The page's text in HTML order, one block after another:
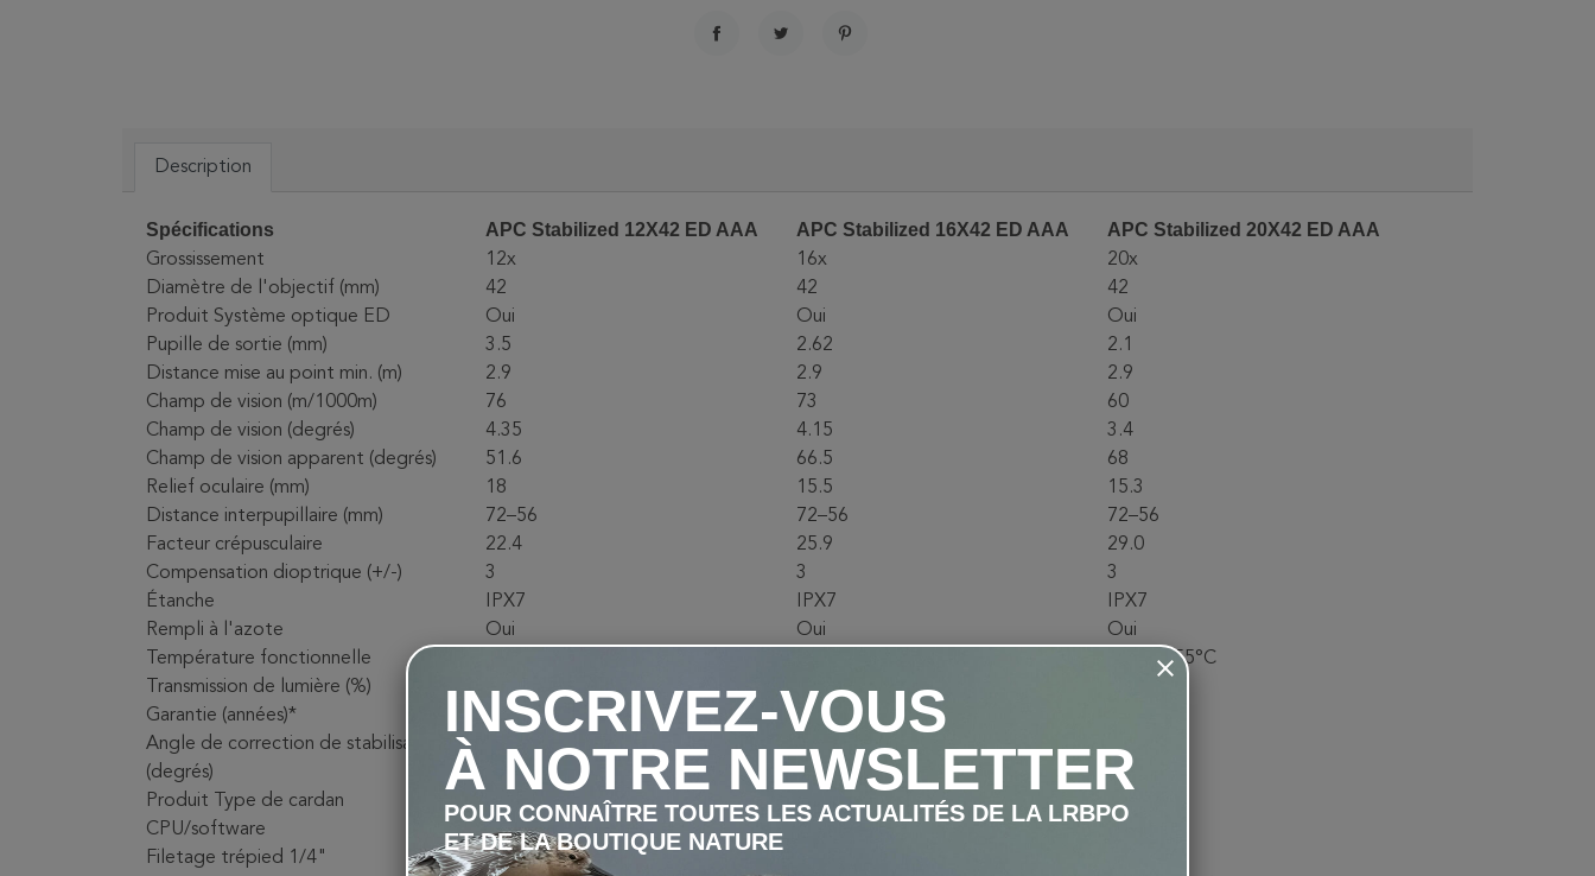
Description
Spécifications APC Stabilized 12X42 ED AAA APC Stabilized 16X42 ED AAA APC Stabilized 20X42 ED AAA
Grossissement 12x 16x
20x
Diamètre de l'objectif (mm)
42 42
42
Produit Système optique ED
Oui Oui
Oui
Pupille de sortie (mm)
3.5 2.62
2.1
Distance mise au point min. (m)
2.9 2.9
2.9
Champ de vision (m/1000m)
76 73
60
Champ de vision (degrés)
4.35 4.15
3.4
Champ de vision apparent (degrés)
51.6 66.5
68
Relief oculaire (mm)
18 15.5
15.3
Distance interpupillaire (mm)
72–56 72–56
72–56
Facteur crépusculaire
22.4 25.9
29.0
Compensation dioptrique (+/-)
3 3
3
Étanche
IPX7 IPX7
IPX7
Rempli à l'azote
Oui Oui
Oui
Température fonctionnelle
-20°C / 55°C
Transmission de lumière (%)
88 85
Garantie (années)*
30 30
Angle de correction de stabilisation
(degrés)
3 3
Produit Type de cardan KDGS-2 KDGS-2
KDGS-2
CPU/software
KT 3.0
Filetage trépied 1/4"
Oui
INSCRIVEZ-VOUS
À NOTRE NEWSLETTER
POUR CONNAÎTRE TOUTES LES ACTUALITÉS DE LA LRBPO
ET DE LA BOUTIQUE NATURE